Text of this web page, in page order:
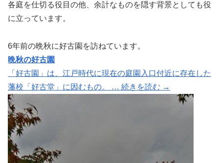
各庭を仕切る役目の他、余計なものを隠す背景としても役
に立っています。
6年前の晩秋に好古園を訪ねています。
晩秋の好古園
「好古園」は、江戸時代に現在の庭園入口付近に存在した
藩校「好古堂」に因むもの。 … 続きを読む →